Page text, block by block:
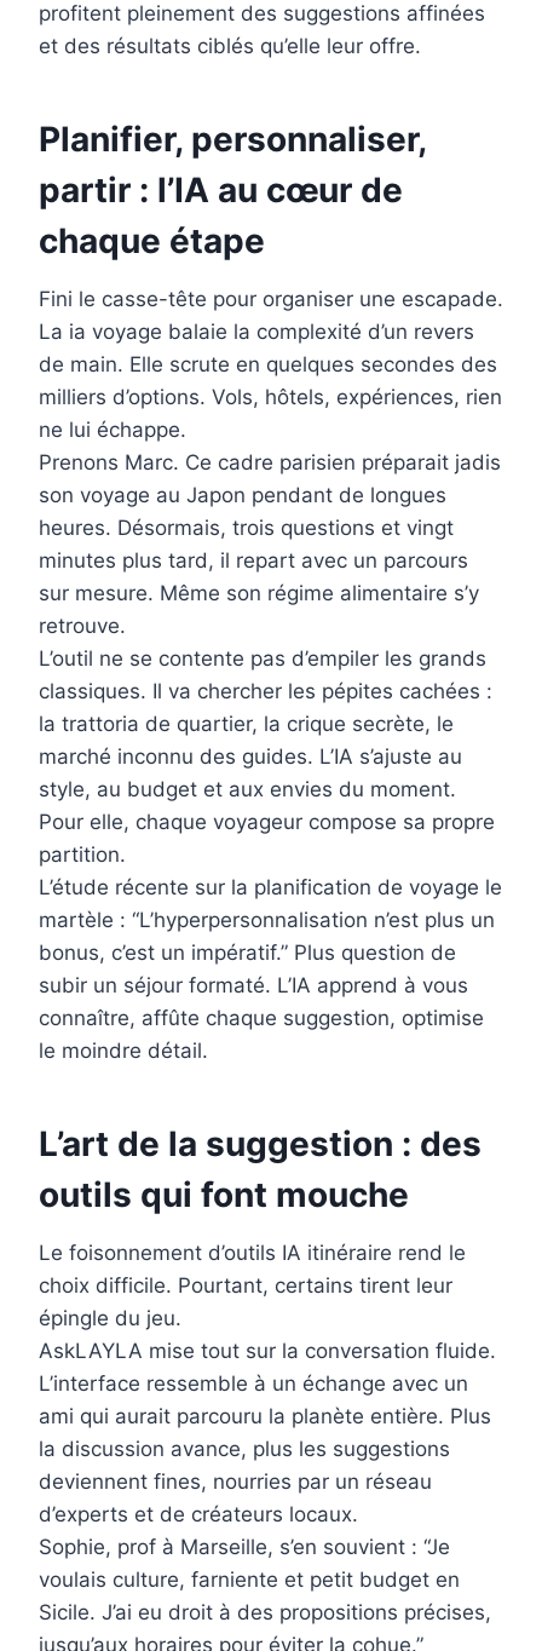
profitent pleinement des suggestions affinées
et des résultats ciblés qu’elle leur offre.
Planifier, personnaliser,
partir : l’IA au cœur de
chaque étape
Fini le casse-tête pour organiser une escapade.
La ia voyage balaie la complexité d’un revers
de main. Elle scrute en quelques secondes des
milliers d’options. Vols, hôtels, expériences, rien
ne lui échappe.
Prenons Marc. Ce cadre parisien préparait jadis
son voyage au Japon pendant de longues
heures. Désormais, trois questions et vingt
minutes plus tard, il repart avec un parcours
sur mesure. Même son régime alimentaire s’y
retrouve.
L’outil ne se contente pas d’empiler les grands
classiques. Il va chercher les pépites cachées :
la trattoria de quartier, la crique secrète, le
marché inconnu des guides. L’IA s’ajuste au
style, au budget et aux envies du moment.
Pour elle, chaque voyageur compose sa propre
partition.
L’étude récente sur la planification de voyage le
martèle : “L’hyperpersonnalisation n’est plus un
bonus, c’est un impératif.” Plus question de
subir un séjour formaté. L’IA apprend à vous
connaître, affûte chaque suggestion, optimise
le moindre détail.
L’art de la suggestion : des
outils qui font mouche
Le foisonnement d’outils IA itinéraire rend le
choix difficile. Pourtant, certains tirent leur
épingle du jeu.
AskLAYLA mise tout sur la conversation fluide.
L’interface ressemble à un échange avec un
ami qui aurait parcouru la planète entière. Plus
la discussion avance, plus les suggestions
deviennent fines, nourries par un réseau
d’experts et de créateurs locaux.
Sophie, prof à Marseille, s’en souvient : “Je
voulais culture, farniente et petit budget en
Sicile. J’ai eu droit à des propositions précises,
jusqu’aux horaires pour éviter la cohue.”